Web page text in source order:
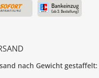
nach Gewicht gestaffelt: